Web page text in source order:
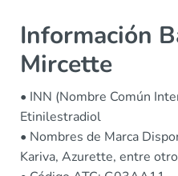
Información
Mircette
• INN (Nombre Común
Etinilestradiol
• Nombres de Marca
Kariva, Azurette, entre